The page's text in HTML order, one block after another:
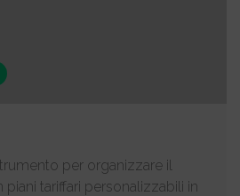
per organizzare il
piani tariffari personalizzabili in